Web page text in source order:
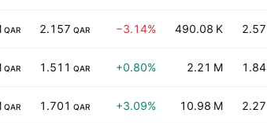
QAR 2.157 QAR −3.14% 490.08 K 2.57
QAR 1.511 QAR +0.80% 2.21 M 1.84
QAR 1.701 QAR +3.09% 10.98 M 2.27